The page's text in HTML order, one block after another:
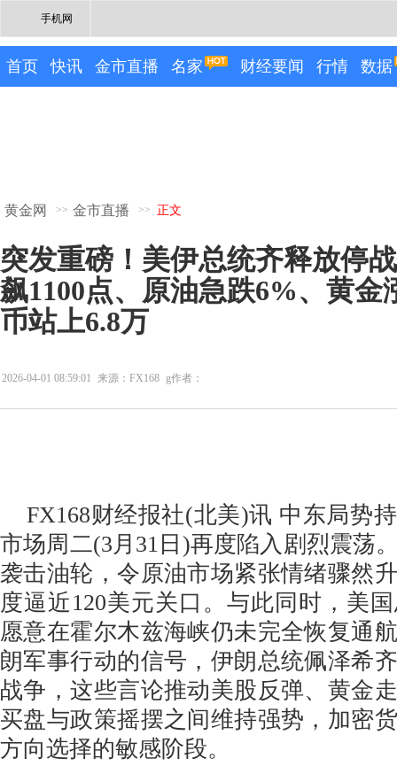
手机网
首页 快讯 金市直播 名家 财经要闻 行情 数据
黄金网 >> 金市直播 >> 正文
突发重磅！美伊总统齐释放停
飙1100点、原油急跌6%、黄金
币站上6.8万
2026-04-01 08:59:01 来源：FX168 g作者：
FX168财经报社(北美)讯 中东局势
市场周二(3月31日)再度陷入剧烈震荡
袭击油轮，令原油市场紧张情绪骤然
度逼近120美元关口。与此同时，美
愿意在霍尔木兹海峡仍未完全恢复通
朗军事行动的信号，伊朗总统佩泽希
战争，这些言论推动美股反弹、黄金
买盘与政策摇摆之间维持强势，加密
方向选择的敏感阶段。